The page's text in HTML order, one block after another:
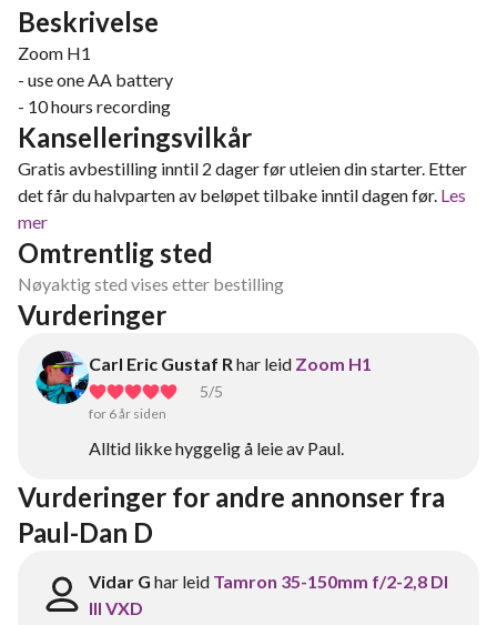
Beskrivelse
Zoom H1
- use one AA battery
- 10 hours recording
Kanselleringsvilkår
Gratis avbestilling inntil 2 dager før utleien din starter. Etter
det får du halvparten av beløpet tilbake inntil dagen før. Les
mer
Omtrentlig sted
Nøyaktig sted vises etter bestilling
Vurderinger
Carl Eric Gustaf Rhar leid Zoom H1
5/5
for 6 år siden
Alltid likke hyggelig å leie av Paul.
Vurderinger for andre annonser fra
Paul-Dan D
Vidar G har leid Tamron 35-150mm f/2-2,8 DI
III VXD